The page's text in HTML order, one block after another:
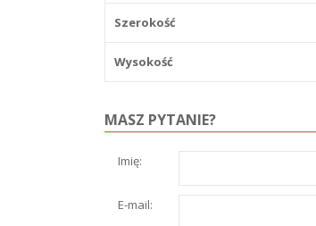
Szerokość
Wysokość
MASZ PYTANIE?
Imię:
E-mail: